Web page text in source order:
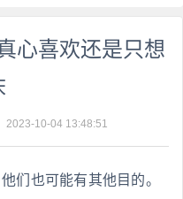
心喜欢还是只想
2023-10-04 13:48:51
们也可能有其他目的。